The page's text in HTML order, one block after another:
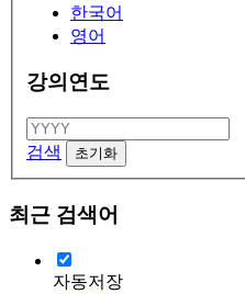
한국어
영어
강의연도
검색
최근 검색어
자동저장